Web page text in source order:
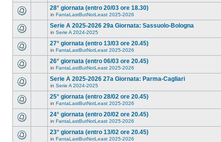
28° giornata (entro 20/03 ore 18.30)
in FantaLastButNotLeast 2025-2026
Serie A 2025-2026 29a Giornata: Sassuolo-Bologna
in Serie A 2024-2025
27° giornata (entro 13/03 ore 20.45)
in FantaLastButNotLeast 2025-2026
26° giornata (entro 06/03 ore 20.45)
in FantaLastButNotLeast 2025-2026
Serie A 2025-2026 27a Giornata: Parma-Cagliari
in Serie A 2024-2025
25° giornata (entro 28/02 ore 20.45)
in FantaLastButNotLeast 2025-2026
24° giornata (entro 20/02 ore 20.45)
in FantaLastButNotLeast 2025-2026
23° giornata (entro 13/02 ore 20.45)
in FantaLastButNotLeast 2025-2026